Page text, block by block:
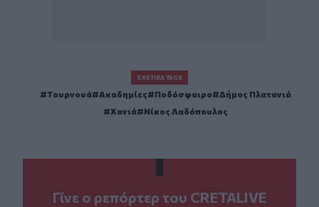
ΣΧΕΤΙΚΆ TAGS
Τουρνουά Ακαδημίες Ποδόσφαιρο
Δήμος Πλατανιά
Χανιά
Νίκος Λαδόπουλος
Γίνε ο ρεπόρτερ του CRETALIVE